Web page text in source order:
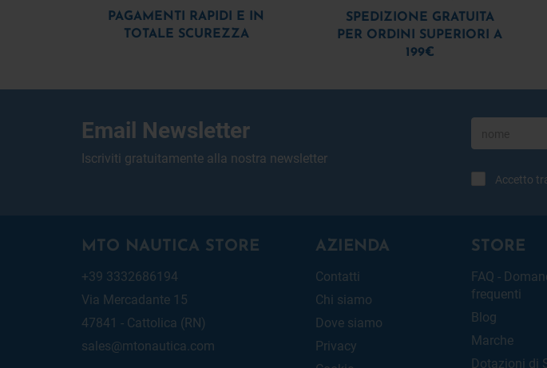
PAGAMENTI RAPIDI E IN
TOTALE SCUREZZA
SPEDIZIONE GRATUITA
PER ORDINI SUPERIORI A
199€
Email Newsletter
Iscriviti gratuitamente alla nostra newsletter
Accetto
MTO NAUTICA STORE
+39 3332686194
Via Mercadante 15
47841 - Cattolica (RN)
sales@mtonautica.com
AZIENDA
Contatti
Chi siamo
Dove siamo
Privacy
STORE
FAQ -
frequenti
Blog
Marche
Dotazioni di